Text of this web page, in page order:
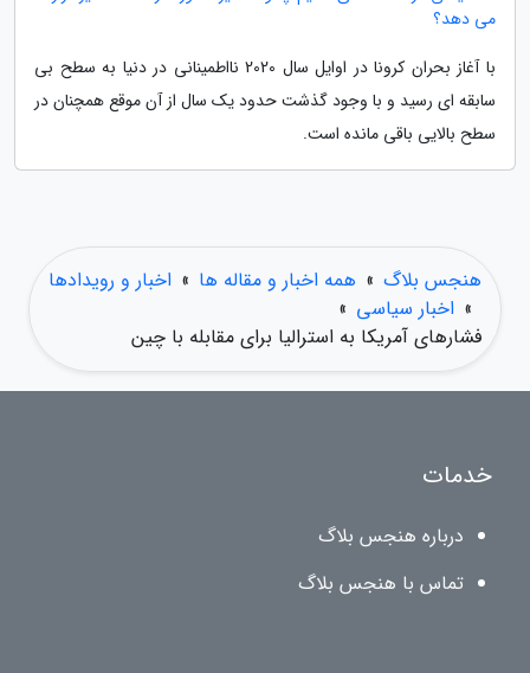
می دهد؟
با آغاز بحران کرونا در اوایل سال 2020 نااطمینانی در دنیا به سطح بی
سابقه ای رسید و با وجود گذشت حدود یک سال از آن موقع همچنان در
سطح بالایی باقی مانده است.
هنجس بلاگ » همه اخبار و مقاله ها » اخبار و رویدادها
» اخبار سیاسی »
فشارهای آمریکا به استرالیا برای مقابله با چین
خدمات
درباره هنجس بلاگ
تماس با هنجس بلاگ